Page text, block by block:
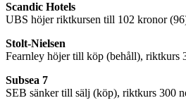
Scandic Hotels
UBS höjer riktkursen till 102 kronor
Stolt-Nielsen
Fearnley höjer till köp (behåll), riktkurs
Subsea 7
SEB sänker till sälj (köp), riktkurs 300